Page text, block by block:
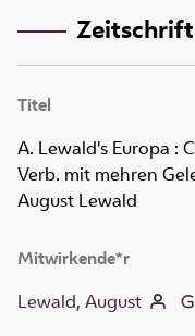
Zeitschrift
Titel
A. Lewald's Europa :
Verb. mit mehren
August Lewald
Mitwirkende*r
Lewald, August